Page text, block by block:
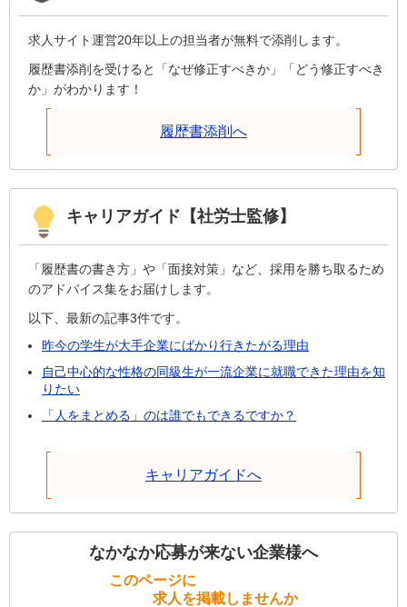
求人サイト運営20年以上の担当者が無料で添削します。
履歴書添削を受けると「なぜ修正すべきか」「どう修正すべき
か」がわかります！
履歴書添削へ
キャリアガイド【社労士監修】
「履歴書の書き方」や「面接対策」など、採用を勝ち取るため
のアドバイス集をお届けします。
以下、最新の記事3件です。
昨今の学生が大手企業にばかり行きたがる理由
自己中心的な性格の同級生が一流企業に就職できた理由を知
りたい
「人をまとめる」のは誰でもできるですか？
キャリアガイドへ
なかなか応募が来ない企業様へ
このページに
求人を掲載しませんか